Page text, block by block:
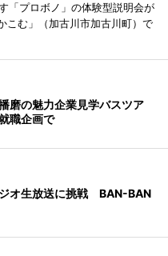
「プロボノ」の体験型説明会が
こむ」（加古川市加古川町）で
磨の魅力企業見学バスツア
職企画で
オ生放送に挑戦 BAN-BAN